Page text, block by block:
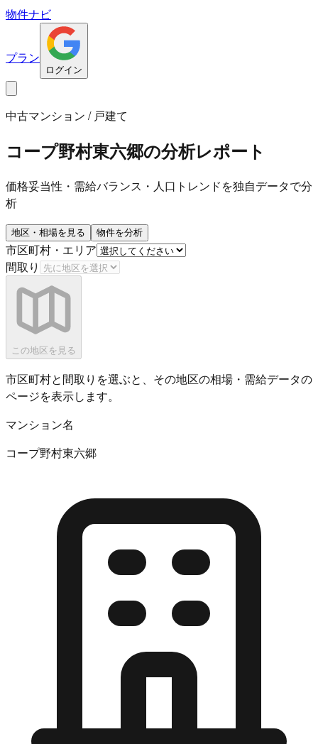
物件ナビ
プラン
ログイン
中古マンション / 戸建て
コープ野村東六郷の分析レポート
価格妥当性・需給バランス・人口トレンドを独自データで分
析
地区・相場を見る 物件を分析
市区町村・エリア
間取り
この地区を見る
市区町村と間取りを選ぶと、その地区の相場・需給データの
ページを表示します。
マンション名
コープ野村東六郷